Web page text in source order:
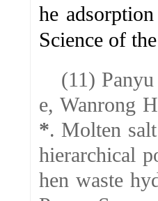
he
Science of
(11)
e, Wanrong
*. Molten
hierarchical
hen waste